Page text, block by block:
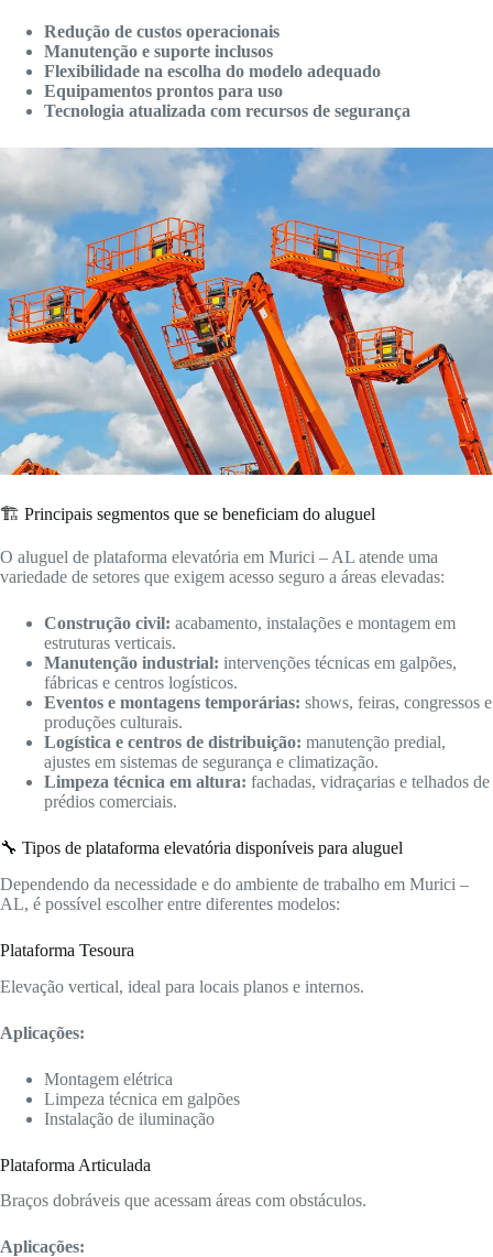
Redução de custos operacionais
Manutenção e suporte inclusos
Flexibilidade na escolha do modelo adequado
Equipamentos prontos para uso
Tecnologia atualizada com recursos de segurança
🏗️ Principais segmentos que se beneficiam do aluguel
O aluguel de plataforma elevatória em Murici – AL atende uma
variedade de setores que exigem acesso seguro a áreas elevadas:
Construção civil: acabamento, instalações e montagem em
estruturas verticais.
Manutenção industrial: intervenções técnicas em galpões,
fábricas e centros logísticos.
Eventos e montagens temporárias: shows, feiras, congressos e
produções culturais.
Logística e centros de distribuição: manutenção predial,
ajustes em sistemas de segurança e climatização.
Limpeza técnica em altura: fachadas, vidraçarias e telhados de
prédios comerciais.
🔧 Tipos de plataforma elevatória disponíveis para aluguel
Dependendo da necessidade e do ambiente de trabalho em Murici –
AL, é possível escolher entre diferentes modelos:
Plataforma Tesoura
Elevação vertical, ideal para locais planos e internos.
Aplicações:
Montagem elétrica
Limpeza técnica em galpões
Instalação de iluminação
Plataforma Articulada
Braços dobráveis que acessam áreas com obstáculos.
Aplicações: